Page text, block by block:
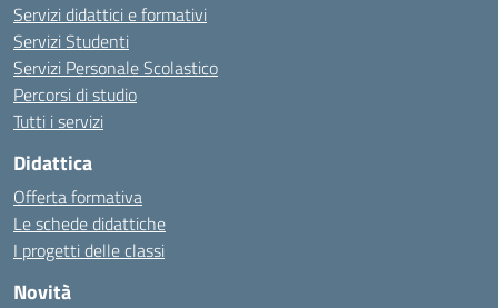
Servizi didattici e formativi
Servizi Studenti
Servizi Personale Scolastico
Percorsi di studio
Tutti i servizi
Didattica
Offerta formativa
Le schede didattiche
I progetti delle classi
Novità